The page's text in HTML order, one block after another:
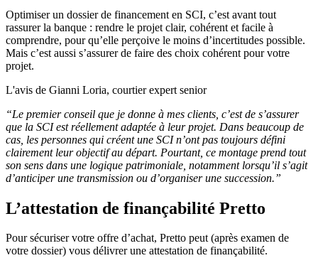
Optimiser un dossier de financement en SCI, c’est avant tout
rassurer la banque : rendre le projet clair, cohérent et facile à
comprendre, pour qu’elle perçoive le moins d’incertitudes possible.
Mais c’est aussi s’assurer de faire des choix cohérent pour votre
projet.
L'avis de Gianni Loria, courtier expert senior
“Le premier conseil que je donne à mes clients, c’est de s’assurer
que la SCI est réellement adaptée à leur projet. Dans beaucoup de
cas, les personnes qui créent une SCI n’ont pas toujours défini
clairement leur objectif au départ. Pourtant, ce montage prend tout
son sens dans une logique patrimoniale, notamment lorsqu’il s’agit
d’anticiper une transmission ou d’organiser une succession.”
L’attestation de finançabilité Pretto
Pour sécuriser votre offre d’achat, Pretto peut (après examen de
votre dossier) vous délivrer une attestation de finançabilité.